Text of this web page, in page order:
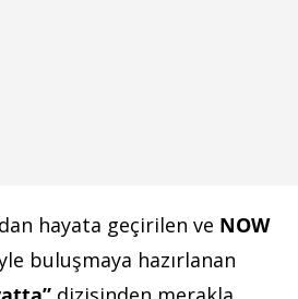
hayata geçirilen ve NOW
buluşmaya hazırlanan